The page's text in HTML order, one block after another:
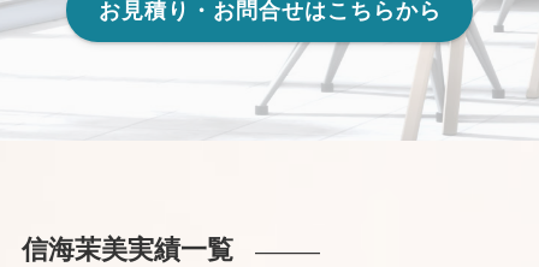
お見積り・お問合せはこちらから
信海茉美実績一覧———